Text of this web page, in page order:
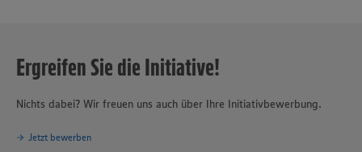
Ergreifen Sie die Initiative!
Nichts dabei? Wir freuen uns auch über Ihre Initiativbewerbung.
Jetzt bewerben